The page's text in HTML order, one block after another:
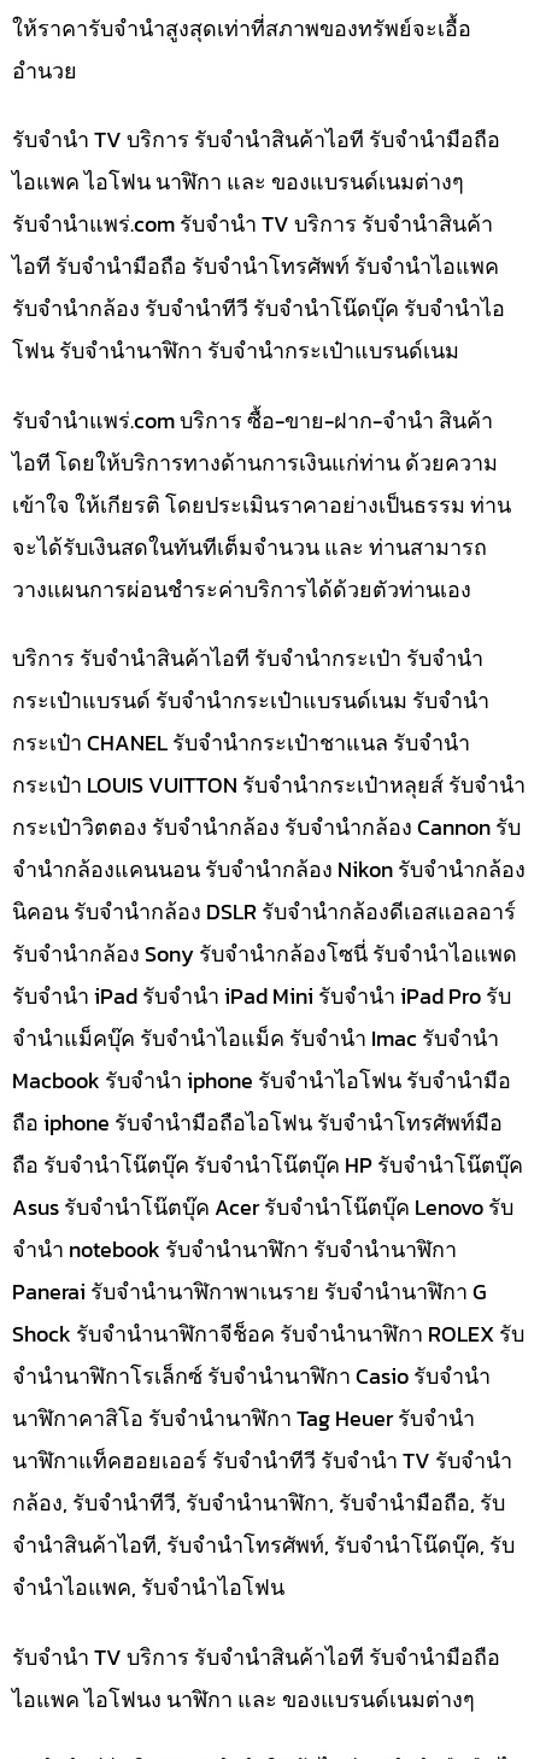
ให้ราคารับจำนำสูงสุดเท่าที่สภาพของทรัพย์จะเอื้อ
อำนวย
รับจำนำ TV บริการ รับจำนำสินค้าไอที รับจำนำมือถือ
ไอแพค ไอโฟน นาฬิกา และ ของแบรนด์เนมต่างๆ
รับจํานําแพร่.com รับจำนำ TV บริการ รับจำนำสินค้า
ไอที รับจำนำมือถือ รับจำนำโทรศัพท์ รับจำนำไอแพค
รับจำนำกล้อง รับจำนำทีวี รับจำนำโน๊ดบุ๊ค รับจำนำไอ
โฟน รับจำนำนาฬิกา รับจำนำกระเป๋าแบรนด์เนม
รับจํานําแพร่.com บริการ ซื้อ-ขาย-ฝาก-จำนำ สินค้า
ไอที โดยให้บริการทางด้านการเงินแก่ท่าน ด้วยความ
เข้าใจ ให้เกียรติ โดยประเมินราคาอย่างเป็นธรรม ท่าน
จะได้รับเงินสดในทันทีเต็มจำนวน และ ท่านสามารถ
วางแผนการผ่อนชำระค่าบริการได้ด้วยตัวท่านเอง
บริการ รับจำนำสินค้าไอที รับจำนำกระเป๋า รับจำนำ
กระเป๋าแบรนด์ รับจำนำกระเป๋าแบรนด์เนม รับจำนำ
กระเป๋า CHANEL รับจำนำกระเป๋าชาแนล รับจำนำ
กระเป๋า LOUIS VUITTON รับจำนำกระเป๋าหลุยส์ รับจำนำ
กระเป๋าวิตตอง รับจำนำกล้อง รับจำนำกล้อง Cannon รับ
จำนำกล้องแคนนอน รับจำนำกล้อง Nikon รับจำนำกล้อง
นิคอน รับจำนำกล้อง DSLR รับจำนำกล้องดีเอสแอลอาร์
รับจำนำกล้อง Sony รับจำนำกล้องโซนี่ รับจำนำไอแพด
รับจำนำ iPad รับจำนำ iPad Mini รับจำนำ iPad Pro รับ
จำนำแม็คบุ๊ค รับจำนำไอแม็ค รับจำนำ Imac รับจำนำ
Macbook รับจำนำ iphone รับจำนำไอโฟน รับจำนำมือ
ถือ iphone รับจำนำมือถือไอโฟน รับจำนำโทรศัพท์มือ
ถือ รับจำนำโน๊ตบุ๊ค รับจำนำโน๊ตบุ๊ค HP รับจำนำโน๊ตบุ๊ค
Asus รับจำนำโน๊ตบุ๊ค Acer รับจำนำโน๊ตบุ๊ค Lenovo รับ
จำนำ notebook รับจำนำนาฬิกา รับจำนำนาฬิกา
Panerai รับจำนำนาฬิกาพาเนราย รับจำนำนาฬิกา G
Shock รับจำนำนาฬิกาจีช็อค รับจำนำนาฬิกา ROLEX รับ
จำนำนาฬิกาโรเล็กซ์ รับจำนำนาฬิกา Casio รับจำนำ
นาฬิกาคาสิโอ รับจำนำนาฬิกา Tag Heuer รับจำนำ
นาฬิกาแท็คฮอยเออร์ รับจำนำทีวี รับจำนำ TV รับจำนำ
กล้อง, รับจำนำทีวี, รับจำนำนาฬิกา, รับจำนำมือถือ, รับ
จำนำสินค้าไอที, รับจำนำโทรศัพท์, รับจำนำโน๊ดบุ๊ค, รับ
จำนำไอแพค, รับจำนำไอโฟน
รับจำนำ TV บริการ รับจำนำสินค้าไอที รับจำนำมือถือ
ไอแพค ไอโฟนง นาฬิกา และ ของแบรนด์เนมต่างๆ